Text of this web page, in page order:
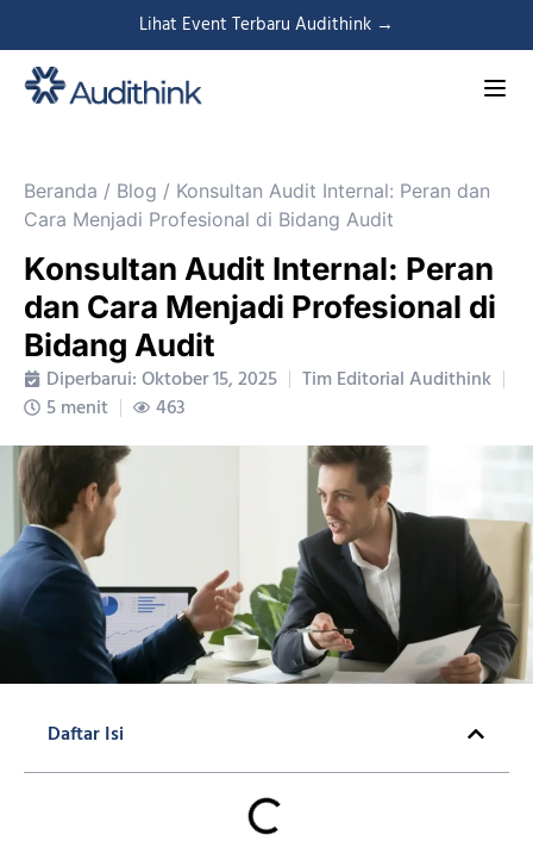
Lihat Event Terbaru Audithink →
Beranda / Blog / Konsultan Audit Internal: Peran dan
Cara Menjadi Profesional di Bidang Audit
Konsultan Audit Internal: Peran
dan Cara Menjadi Profesional di
Bidang Audit
Diperbarui: Oktober 15, 2025
Tim Editorial Audithink
5 menit
463
Daftar Isi